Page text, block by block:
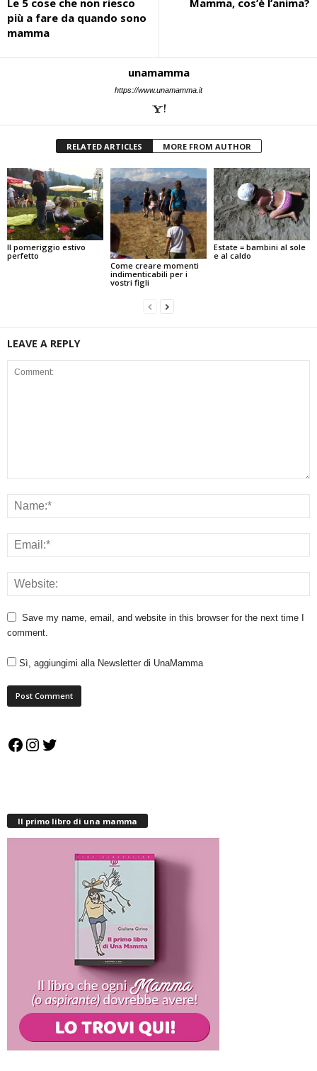
più a fare da quando sono
mamma
unamamma
https://www.unamamma.it
RELATED ARTICLES MORE FROM AUTHOR
Il pomeriggio estivo
perfetto
Come creare momenti
indimenticabili per i
vostri figli
Estate = bambini al sole
e al caldo
LEAVE A REPLY
Save my name, email, and website in this browser for the next time I
comment.
Sì, aggiungimi alla Newsletter di UnaMamma
Facebook
Instagram
Twitter
Il primo libro di una mamma